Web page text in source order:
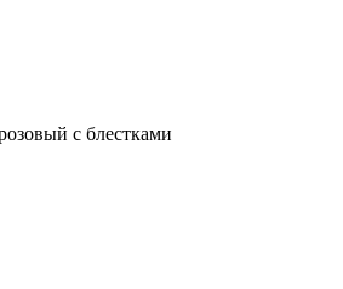
с блестками